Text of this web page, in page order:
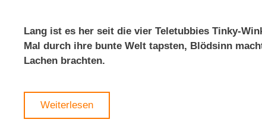
Lang ist es her seit die vier Teletubbies Tinky-
Mal durch ihre bunte Welt tapsten, Blödsinn
Lachen brachten.
Weiterlesen